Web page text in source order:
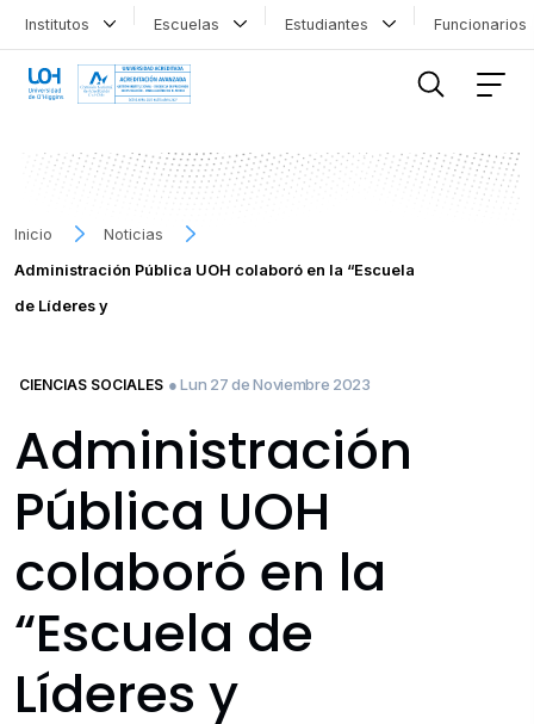
Institutos Escuelas Estudiantes
Inicio
Noticias
Administración Pública UOH colaboró en la “Escuela
de Líderes y
CIENCIAS SOCIALES ● Lun 27 de Noviembre 2023
Administración
Pública UOH
colaboró en la
“Escuela de
Líderes y